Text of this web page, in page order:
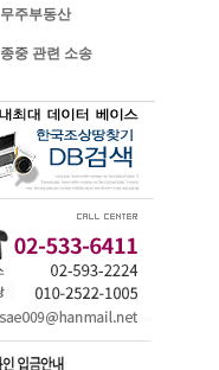
무주부동산
종중 관련 소송